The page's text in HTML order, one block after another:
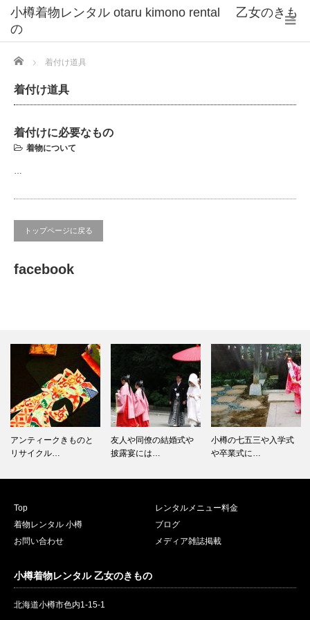
小樽着物レンタル otaru kimono rental 乙女のきも
の
Home 着付け道具
着付け道具
着付けに必要なもの
着物について
…
トップページに戻る
facebook
アンティークきものと
リサイクル…
友人や同僚の結婚式や
披露宴には…
小樽の七五三や入学式
や卒業式に…
Top
レンタルメニュー料金
着物レンタル 小樽
ブログ
お問い合わせ
メディア雑誌掲載
小樽着物レンタル 乙女のきもの
北海道小樽市色内1-15-1